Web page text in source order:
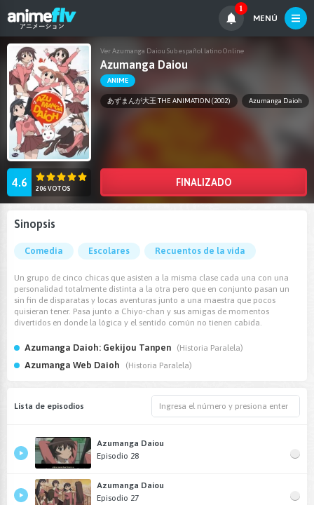
1
MENÚ
Ver Azumanga Daiou Sub español latino Online
Azumanga Daiou
ANIME
あずまんが大王 THE ANIMATION (2002) Azumanga Daioh
4.6 206 VOTOS
FINALIZADO
Sinopsis
Comedia Escolares Recuentos de la vida
Un grupo de cinco chicas que asisten a la misma clase cada una con una
personalidad totalmente distinta a la otra pero que en conjunto pasan un
sin fin de disparatas y locas aventuras junto a una maestra que pocos
quisieran tener. Pasa junto a Chiyo-chan y sus amigas de momentos
divertidos en donde la lógica y el sentido común no tienen cabida.
Azumanga Daioh: Gekijou Tanpen (Historia Paralela)
Azumanga Web Daioh (Historia Paralela)
Lista de episodios
Azumanga Daiou
Episodio 28
Azumanga Daiou
Episodio 27